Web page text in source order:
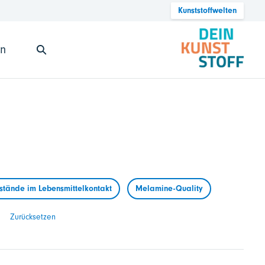
Kunststoffwelten
im Lebensmittelkontakt Melamine-Quality
Zurücksetzen